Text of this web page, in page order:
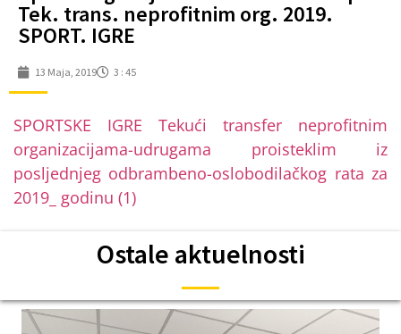
Tek. trans. neprofitnim org. 2019.
SPORT. IGRE
13 Maja, 2019 3 : 45
SPORTSKE IGRE Tekući transfer neprofitnim
organizacijama-udrugama proisteklim iz
posljednjeg odbrambeno-oslobodilačkog rata za
2019_ godinu (1)
Ostale aktuelnosti